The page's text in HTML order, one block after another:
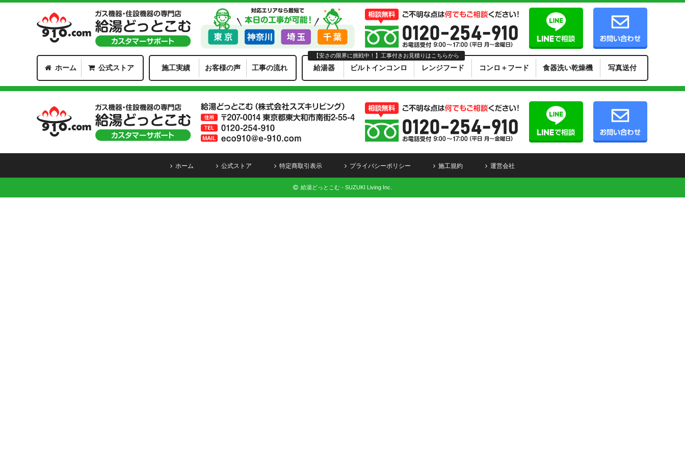
ホーム 公式ストア 施工実績 お客様の声 工事の流れ 給湯器 ビルトインコンロ レンジフード コンロ＋フード 食器洗い乾燥機 写真送付
【安さの限界に挑戦中！】工事付きお見積りはこちらから
ホーム 公式ストア 特定商取引表示 プライバシーポリシー 施工規約 運営会社
給湯どっとこむ - SUZUKI Living Inc.